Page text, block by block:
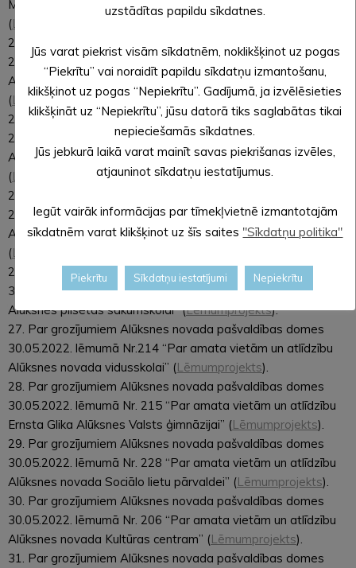
Malienas pirmsskolas izglītības iestādē “Mazputniņš””
(Lēmumprojekts
23. Par grozījumiem Alūksnes novada pašvaldības domes
29.12.2022. lēmumā Nr.475 “Par amata vietām un atlīdzību
Alūksnes pirmsskolas izglītības iestādē “Pienenīte””
(Lēmumprojekts).
24. Par grozījumiem Alūksnes novada pašvaldības domes
29.12.2022. lēmumā Nr. 476 “Par amata vietām un atlīdzību
Alūksnes pirmsskolas izglītības iestādei “Sprīdītis””
(Lēmumprojekts).
25. Par grozījumiem Alūksnes novada pašvaldības domes
29.12.2022. lēmumā Nr.477 “Par amata vietām un atlīdzību
Alūksnes pirmsskolas izglītības iestādē “Cālis””
(Lēmumprojekts
26. Par grozījumiem Alūksnes novada pašvaldības domes
30.05.2022. lēmumā Nr. 213 “Par amata vietām un atlīdzību
Alūksnes pilsētas sākumskolai” (Lēmumprojekts).
27. Par grozījumiem Alūksnes novada pašvaldības domes
30.05.2022. lēmumā Nr.214 “Par amata vietām un atlīdzību
Alūksnes novada vidusskolai” (Lēmumprojekts).
28. Par grozījumiem Alūksnes novada pašvaldības domes
30.05.2022. lēmumā Nr. 215 “Par amata vietām un atlīdzību
Ernsta Glika Alūksnes Valsts ģimnāzijai” (Lēmumprojekts).
29. Par grozījumiem Alūksnes novada pašvaldības domes
30.05.2022. lēmumā Nr. 228 “Par amata vietām un atlīdzību
Alūksnes novada Sociālo lietu pārvaldei” (Lēmumprojekts).
30. Par grozījumiem Alūksnes novada pašvaldības domes
30.05.2022. lēmumā Nr. 206 “Par amata vietām un atlīdzību
Alūksnes novada Kultūras centram” (Lēmumprojekts).
31. Par grozījumiem Alūksnes novada pašvaldības domes
uzstādītas papildu sīkdatnes.
Jūs varat piekrist visām sīkdatnēm, noklikšķinot uz pogas
“Piekrītu” vai noraidīt papildu sīkdatņu izmantošanu,
klikšķinot uz pogas “Nepiekrītu”. Gadījumā, ja izvēlēsieties
klikšķināt uz “Nepiekrītu”, jūsu datorā tiks saglabātas tikai
nepieciešamās sīkdatnes.
Jūs jebkurā laikā varat mainīt savas piekrišanas izvēles,
atjauninot sīkdatņu iestatījumus.
Iegūt vairāk informācijas par tīmekļvietnē izmantotajām
sīkdatnēm varat klikšķinot uz šīs saites "Sīkdatņu politika"
Piekrītu Sīkdatņu iestatījumi Nepiekrītu